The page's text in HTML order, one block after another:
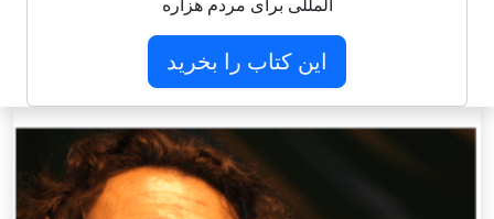
این کتاب را بخرید